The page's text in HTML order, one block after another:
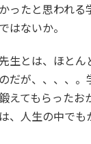
ったと思われ
はないか。
生とは、ほとん
だが、、、、。
えてもらったお
、人生の中でも